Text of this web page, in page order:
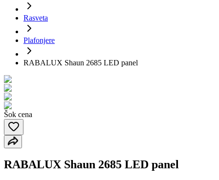
Rasveta
Plafonjere
RABALUX Shaun 2685 LED panel
Šok cena
RABALUX Shaun 2685 LED panel